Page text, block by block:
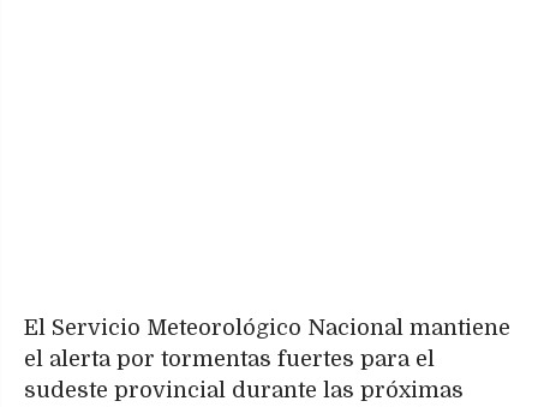
El Servicio Meteorológico Nacional mantiene
el alerta por tormentas fuertes para el
sudeste provincial durante las próximas